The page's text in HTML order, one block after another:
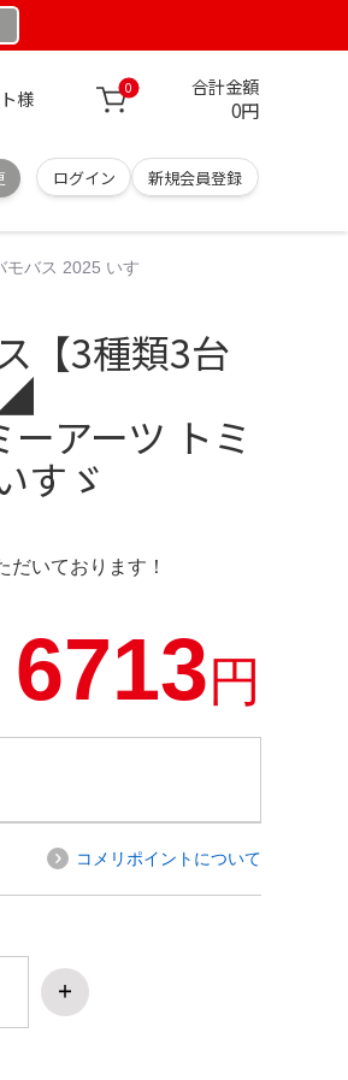
様 0 合計金額
0円
ログイン 新規会員登録
バス 2025 いすゞ
【3種類3台
◢
アーツ トミ
すゞ
いております！
6713円
コメリポイントについて